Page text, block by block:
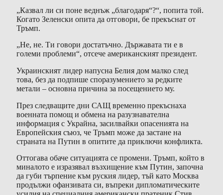
„Казвал ли си поне веднъж „благодаря“?“, попита той.
Когато Зеленски опита да отговори, бе прекъснат от
Тръмп.
„Не, не. Ти говори достатъчно. Държавата ти е в
големи проблеми“, отсече американският президент.
Украинският лидер напусна Белия дом малко след
това, без да подпише споразумението за редките
метали – основна причина за посещението му.
През следващите дни САЩ временно прекъснаха
военната помощ и обмена на разузнавателна
информация с Украйна, засилвайки опасенията на
Европейския съюз, че Тръмп може да застане на
страната на Путин в опитите да приключи конфликта.
Оттогава обаче ситуацията се промени. Тръмп, който в
миналото е изразявал възхищение към Путин, започна
да губи търпение към руския лидер, тъй като Москва
продължи офанзивата си, въпреки дипломатическите